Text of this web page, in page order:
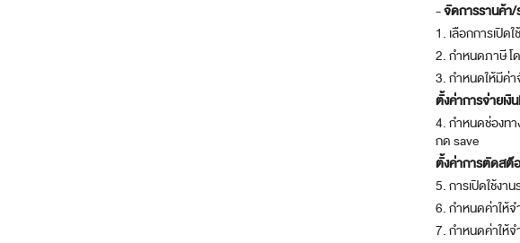
-จัดการรานค้า/
1. เลือกการเปิด
2. กำหนดภาษี โ
3. กำหนดให้มีค่
ตั้งค่าการจ่ายเงิน
4. กำหนดช่องทา
กด save
ตั้งค่าการตัดสต๊
5. การเปิดใช้งา
6. กำหนดค่าให้จ
7. กำหนดค่าให้